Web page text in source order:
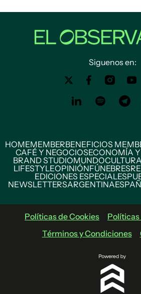
Siguenos en:
HOMEMEMBERBENEFICIOS
CAFÉ Y NEGOCIOSECONOMÍA
BRAND STUDIOMUNDO
LIFESTYLEOPINIÓNFÚNEBRES
EDICIONES ESPECIALES
NEWSLETTERSARGENTINA
Políticas de Cookies
Términos y Condiciones